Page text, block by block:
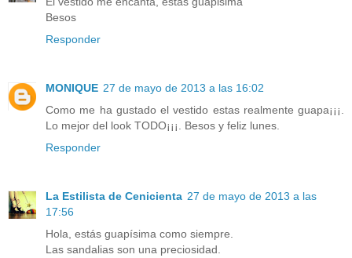
Besos
Responder
MONIQUE 27 de mayo de 2013 a las 16:02
Como me ha gustado el vestido estas realmente guapa¡¡¡.
Lo mejor del look TODO¡¡¡. Besos y feliz lunes.
Responder
La Estilista de Cenicienta 27 de mayo de 2013 a las
17:56
Hola, estás guapísima como siempre.
Las sandalias son una preciosidad.